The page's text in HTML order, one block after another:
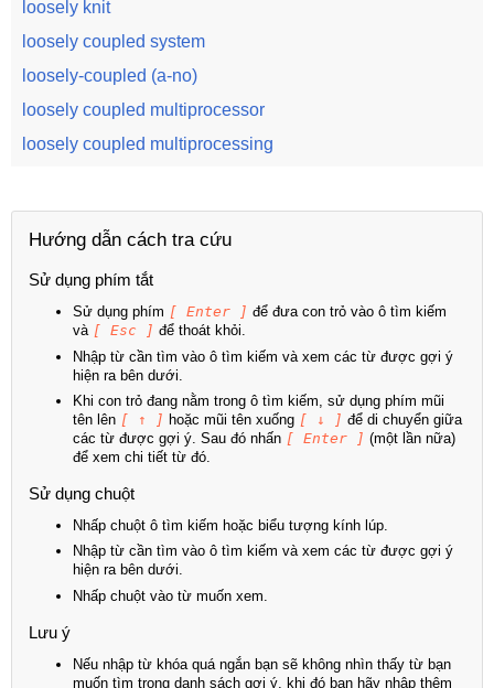
loosely knit
loosely coupled system
loosely-coupled (a-no)
loosely coupled multiprocessor
loosely coupled multiprocessing
Hướng dẫn cách tra cứu
Sử dụng phím tắt
Sử dụng phím [ Enter ] để đưa con trỏ vào ô tìm kiếm
và [ Esc ] để thoát khỏi.
Nhập từ cần tìm vào ô tìm kiếm và xem các từ được gợi ý
hiện ra bên dưới.
Khi con trỏ đang nằm trong ô tìm kiếm, sử dụng phím mũi
tên lên [ ↑ ] hoặc mũi tên xuống [ ↓ ] để di chuyển giữa
các từ được gợi ý. Sau đó nhấn [ Enter ] (một lần nữa)
để xem chi tiết từ đó.
Sử dụng chuột
Nhấp chuột ô tìm kiếm hoặc biểu tượng kính lúp.
Nhập từ cần tìm vào ô tìm kiếm và xem các từ được gợi ý
hiện ra bên dưới.
Nhấp chuột vào từ muốn xem.
Lưu ý
Nếu nhập từ khóa quá ngắn bạn sẽ không nhìn thấy từ bạn
muốn tìm trong danh sách gợi ý, khi đó bạn hãy nhập thêm